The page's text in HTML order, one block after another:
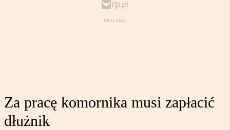
Za pracę komornika musi zapłacić
dłużnik